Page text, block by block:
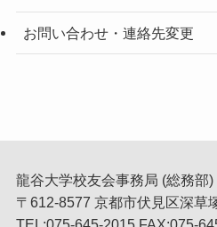
お問い合わせ・連絡先変更
龍谷大学校友会事務局 (総務部)
〒612-8577 京都市伏見区深草